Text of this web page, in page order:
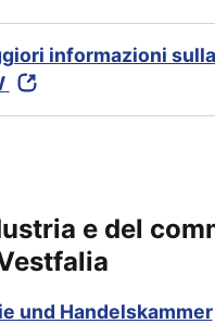
informazioni
e del
und Handelskammer